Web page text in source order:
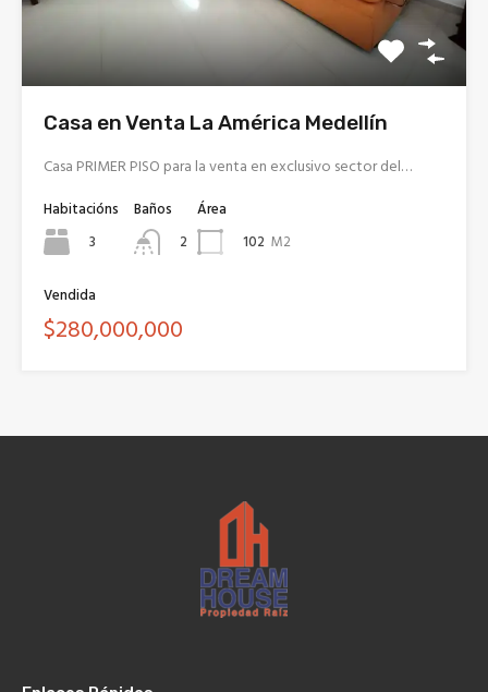
Casa en Venta La América Medellín
Casa PRIMER PISO para la venta en exclusivo sector del…
Habitacións
3
Baños
2
Área
102 M2
Vendida
$280,000,000